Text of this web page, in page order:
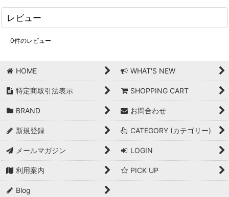
レビュー
0件のレビュー
HOME WHAT'S NEW
特定商取引法表示 SHOPPING CART
BRAND お問合わせ
新規登録 CATEGORY (カテゴリー)
メールマガジン LOGIN
利用案内 PICK UP
Blog